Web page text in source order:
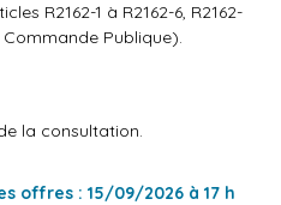
R2162-1 à R2162-6, R2162-
Commande Publique).
la consultation.
offres : 15/09/2026 à 17 h